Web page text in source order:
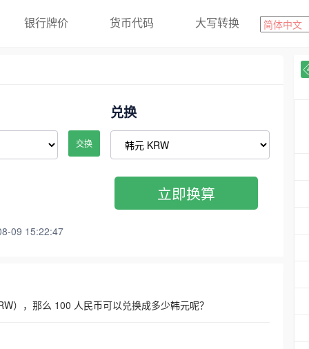
银行牌价 货币代码 大写转换
交换
兑换
09 15:22:47
立即换算
），那么 100 人民币可以兑换成多少韩元呢？